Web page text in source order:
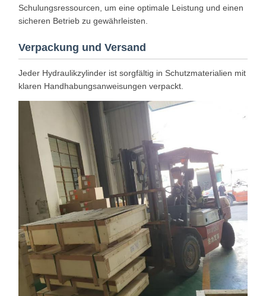
Schulungsressourcen, um eine optimale Leistung und einen
sicheren Betrieb zu gewährleisten.
Verpackung und Versand
Jeder Hydraulikzylinder ist sorgfältig in Schutzmaterialien mit
klaren Handhabungsanweisungen verpackt.